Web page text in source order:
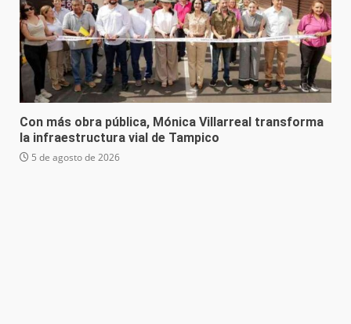
Con más obra pública, Mónica Villarreal transforma
la infraestructura vial de Tampico
5 de agosto de 2026